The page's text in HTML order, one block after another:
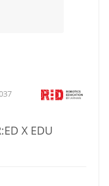
X EDU